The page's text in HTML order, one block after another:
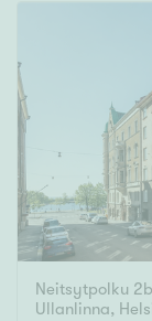
Hinta
000
Pinta-ala
Neitsytpolku 2b
Ullanlinna,